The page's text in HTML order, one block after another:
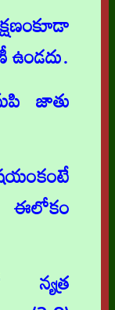
ఉండదు.
జాతు
న్యత్ర